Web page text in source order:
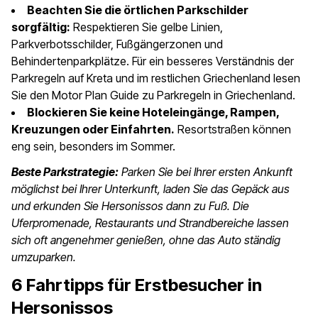
Beachten Sie die örtlichen Parkschilder
sorgfältig: Respektieren Sie gelbe Linien,
Parkverbotsschilder, Fußgängerzonen und
Behindertenparkplätze. Für ein besseres Verständnis der
Parkregeln auf Kreta und im restlichen Griechenland lesen
Sie den Motor Plan Guide zu Parkregeln in Griechenland.
Blockieren Sie keine Hoteleingänge, Rampen,
Kreuzungen oder Einfahrten. Resortstraßen können
eng sein, besonders im Sommer.
Beste Parkstrategie: Parken Sie bei Ihrer ersten Ankunft
möglichst bei Ihrer Unterkunft, laden Sie das Gepäck aus
und erkunden Sie Hersonissos dann zu Fuß. Die
Uferpromenade, Restaurants und Strandbereiche lassen
sich oft angenehmer genießen, ohne das Auto ständig
umzuparken.
6 Fahrtipps für Erstbesucher in
Hersonissos